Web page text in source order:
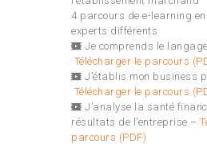
4 parcours de e-learning
experts différents
Je comprends le
Télécharger le parcours
J’établis mon business
Télécharger le parcours
J’analyse la santé
résultats de l’entreprise –
parcours (PDF)